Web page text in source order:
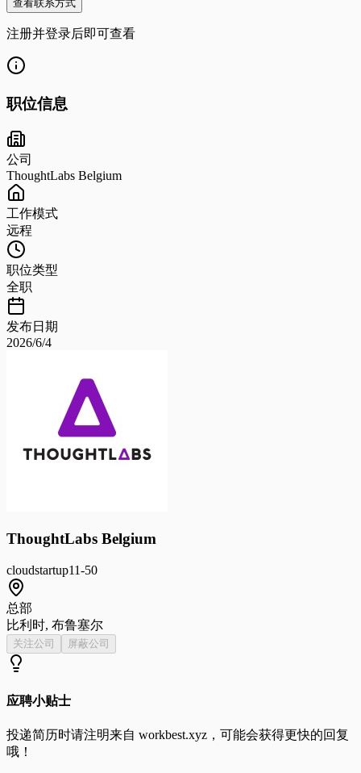
查看联系方式
注册并登录后即可查看
职位信息
公司
ThoughtLabs Belgium
工作模式
远程
职位类型
全职
发布日期
2026/6/4
ThoughtLabs Belgium
cloudstartup11-50
总部
比利时, 布鲁塞尔
关注公司 屏蔽公司
应聘小贴士
投递简历时请注明来自 workbest.xyz ，可能会获得更快的回复
哦！